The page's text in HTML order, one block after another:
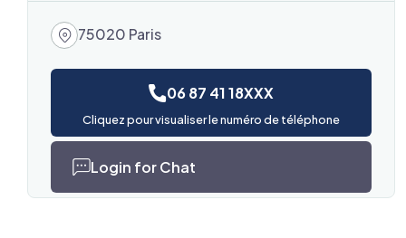
75020 Paris
06 87 41 18XXX
Cliquez pour visualiser le numéro de téléphone
Login for Chat